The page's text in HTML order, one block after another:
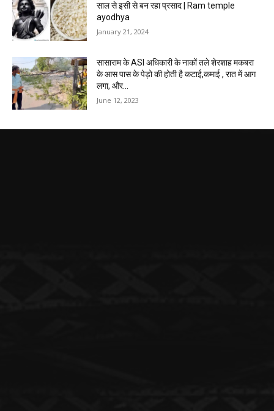
साल से इसी से बन रहा प्रसाद | Ram temple
ayodhya
January 21, 2024
सासाराम के ASI अधिकारी के नाकों तले शेरशाह मकबरा
के आस पास के पेड़ो की होती है कटाई,कमाई , रात में आग
लगा, और...
June 12, 2023